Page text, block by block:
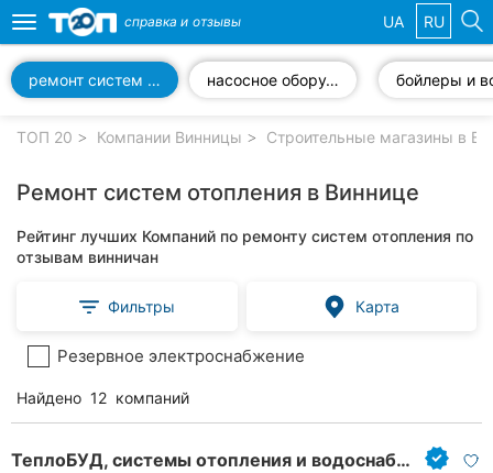
компании
Популярные
рубрики:
Стоматологии
Ветеринарные
Частные
клиники
Toggle
navigation
справка и отзывы UA RU
насосное оборудование
ремонт систем отопления
ТОП 20 Компании Винницы Строительные магазины в
Ремонт систем отопления в Виннице
Рейтинг лучших Компаний по ремонту систем отопления по
отзывам винничан
Фильтры Карта
Резервное электроснабжение
Найдено 12 компаний
ТеплоБУД, системы отопления и водоснабжения